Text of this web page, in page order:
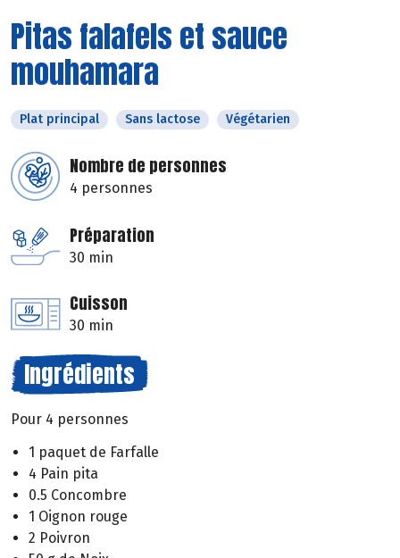
Pitas falafels et sauce
mouhamara
Plat principal Sans lactose Végétarien
Nombre de personnes
4 personnes
Préparation
30 min
Cuisson
30 min
Ingrédients
Pour 4 personnes
1 paquet de Farfalle
4 Pain pita
0.5 Concombre
1 Oignon rouge
2 Poivron